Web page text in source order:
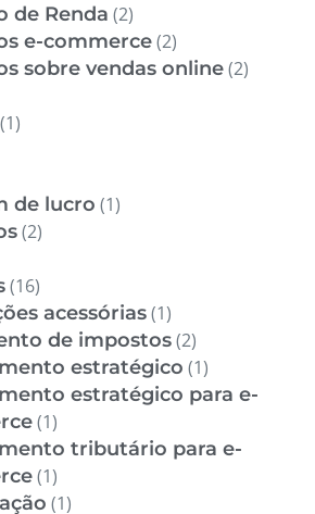
de Renda (2)
e-commerce(2)
sobre vendas online(2)
(1)
de lucro (1)
(2)
(16)
acessórias(1)
de impostos(2)
estratégico (1)
estratégico para e-
(1)
tributário para e-
(1)
(1)